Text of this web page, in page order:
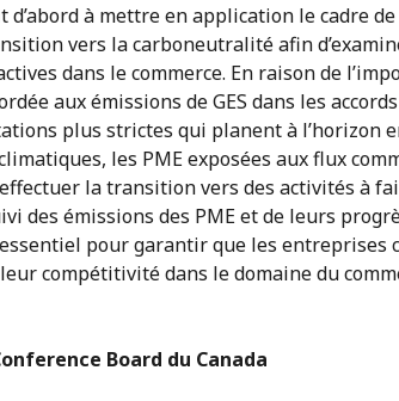
d’abord à mettre en application le cadre
vers la carboneutralité afin
dans le commerce. En raison de
aux émissions de GES dans les
plus strictes qui planent à l’horizon
les PME exposées aux flux
la transition vers des activités à
des émissions des PME et de leurs
pour garantir que les entreprises
compétitivité dans le domaine du
Board du Canada